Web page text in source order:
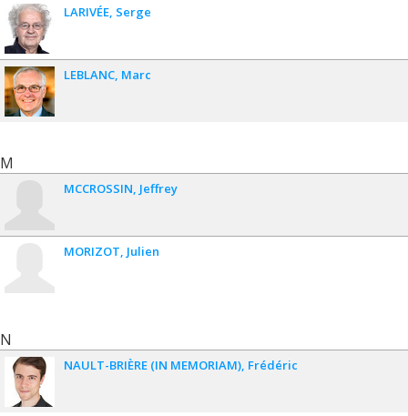
LARIVÉE Serge
LEBLANC Marc
M
MCCROSSIN Jeffrey
MORIZOT Julien
N
NAULT-BRIÈRE (IN MEMORIAM) Frédéric